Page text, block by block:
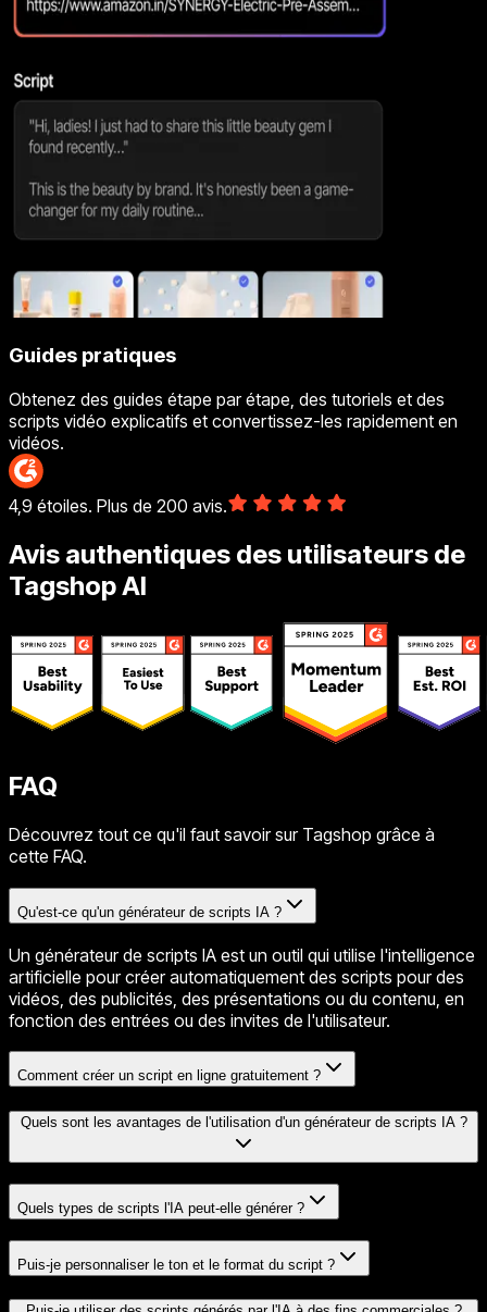
Guides pratiques
Obtenez des guides étape par étape, des tutoriels et des
scripts vidéo explicatifs et convertissez-les rapidement en
vidéos.
4,9 étoiles. Plus de 200 avis.
Avis authentiques des utilisateurs de
Tagshop AI
FAQ
Découvrez tout ce qu'il faut savoir sur Tagshop grâce à
cette FAQ.
Qu'est-ce qu'un générateur de scripts IA ?
Un générateur de scripts IA est un outil qui utilise l'intelligence
artificielle pour créer automatiquement des scripts pour des
vidéos, des publicités, des présentations ou du contenu, en
fonction des entrées ou des invites de l'utilisateur.
Comment créer un script en ligne gratuitement ?
Quels sont les avantages de l'utilisation d'un générateur de scripts IA ?
Quels types de scripts l'IA peut-elle générer ?
Puis-je personnaliser le ton et le format du script ?